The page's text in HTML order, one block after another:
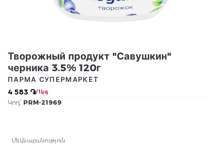
Творожный продукт "Савушкин"
черника 3.5% 120г
4 583 ֏/ 1կգ
ПАРМА СУПЕРМАРКЕТ
Կոդ՝ PRM-21969
Մեկնաբանություն